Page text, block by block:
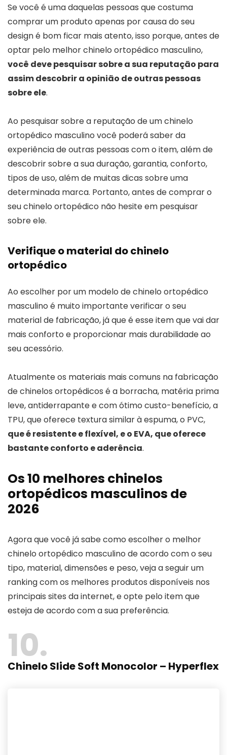
Se você é uma daquelas pessoas que costuma
comprar um produto apenas por causa do seu
design é bom ficar mais atento, isso porque, antes de
optar pelo melhor chinelo ortopédico masculino,
você deve pesquisar sobre a sua reputação para
assim descobrir a opinião de outras pessoas
sobre ele.
Ao pesquisar sobre a reputação de um chinelo
ortopédico masculino você poderá saber da
experiência de outras pessoas com o item, além de
descobrir sobre a sua duração, garantia, conforto,
tipos de uso, além de muitas dicas sobre uma
determinada marca. Portanto, antes de comprar o
seu chinelo ortopédico não hesite em pesquisar
sobre ele.
Verifique o material do chinelo
ortopédico
Ao escolher por um modelo de chinelo ortopédico
masculino é muito importante verificar o seu
material de fabricação, já que é esse item que vai dar
mais conforto e proporcionar mais durabilidade ao
seu acessório.
Atualmente os materiais mais comuns na fabricação
de chinelos ortopédicos é a borracha, matéria prima
leve, antiderrapante e com ótimo custo-benefício, a
TPU, que oferece textura similar à espuma, o PVC,
que é resistente e flexível, e o EVA, que oferece
bastante conforto e aderência.
Os 10 melhores chinelos
ortopédicos masculinos de
2026
Agora que você já sabe como escolher o melhor
chinelo ortopédico masculino de acordo com o seu
tipo, material, dimensões e peso, veja a seguir um
ranking com os melhores produtos disponíveis nos
principais sites da internet, e opte pelo item que
esteja de acordo com a sua preferência.
10
Chinelo Slide Soft Monocolor – Hyperflex